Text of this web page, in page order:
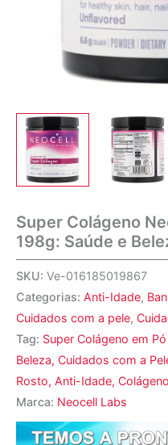
Super Colágeno
198g: Saúde e
SKU: Ve-016185019867
Categorias: Anti-Idade,
Cuidados com a pele,
Tag: Super Colágeno em
Beleza, Cuidados com a
Rosto, Anti-Idade,
Marca: Neocell Labs